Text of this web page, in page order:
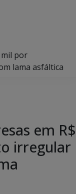
mil por
lama asfáltica
em R$
irregular